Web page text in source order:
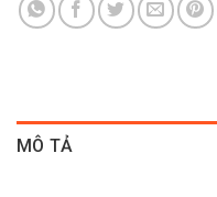
MÔ TẢ